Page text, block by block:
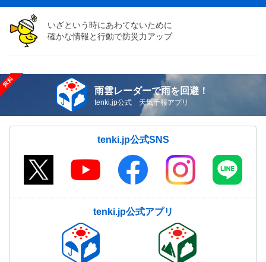
いざという時にあわてないために
確かな情報と行動で防災力アップ
雨雲レーダーで雨を回避！
tenki.jp公式 天気予報アプリ
tenki.jp公式SNS
tenki.jp公式アプリ